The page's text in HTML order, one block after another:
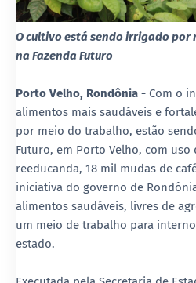
O cultivo está sendo irrigado por
na Fazenda Futuro
Porto Velho, Rondônia - Com o
alimentos mais saudáveis e
por meio do trabalho, estão
Futuro, em Porto Velho, com uso
reeducanda, 18 mil mudas de
iniciativa do governo de
alimentos saudáveis, livres de
um meio de trabalho para
estado.